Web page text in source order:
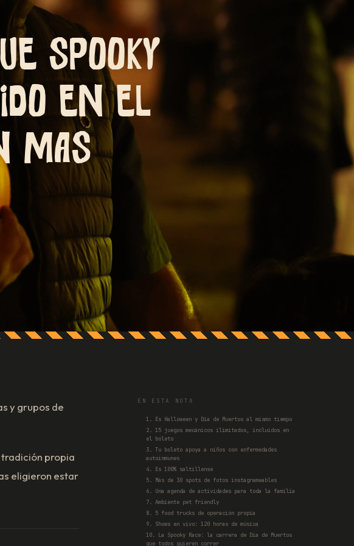
Spooky
en el
más
y grupos de
propia
eligieron estar
EN ESTA NOTA
1. Es Halloween y Día de Muertos al mismo tiempo
2. 15 juegos mecánicos ilimitados, incluidos en
el boleto
3. Tu boleto apoya a niños con enfermedades
autoinmunes
4. Es 100% saltillense
5. Más de 30 spots de fotos instagrameables
6. Una agenda de actividades para toda la familia
7. Ambiente pet friendly
8. 5 food trucks de operación propia
9. Shows en vivo: 120 horas de música
10. La Spooky Race: la carrera de Día de Muertos
que todos quieren correr